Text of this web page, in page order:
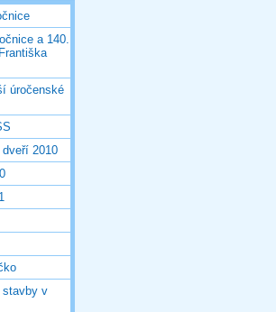
a 140.
úročenské
2010
stavby v